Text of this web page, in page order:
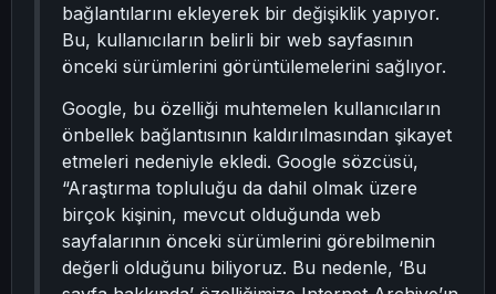
bağlantılarını ekleyerek bir değişiklik yapıyor.
Bu, kullanıcıların belirli bir web sayfasının
önceki sürümlerini görüntülemelerini sağlıyor.
Google, bu özelliği muhtemelen kullanıcıların
önbellek bağlantısının kaldırılmasından şikayet
etmeleri nedeniyle ekledi. Google sözcüsü,
“Araştırma topluluğu da dahil olmak üzere
birçok kişinin, mevcut olduğunda web
sayfalarının önceki sürümlerini görebilmenin
değerli olduğunu biliyoruz. Bu nedenle, ‘Bu